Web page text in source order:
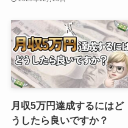
月収5万円達成するにはど
うしたら良いですか？